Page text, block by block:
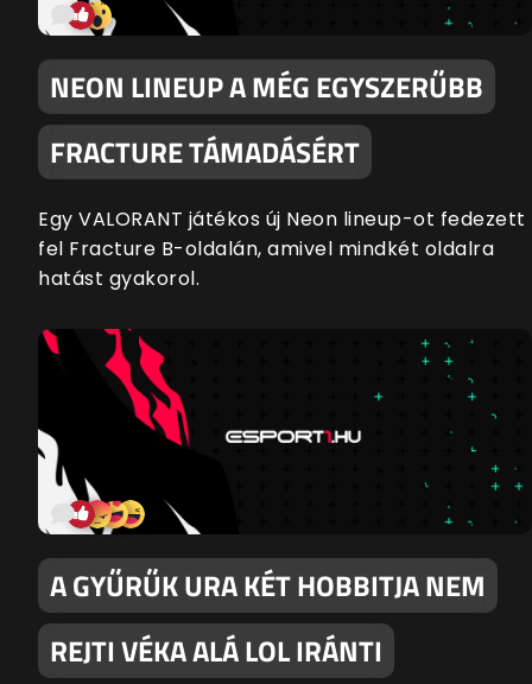
NEON LINEUP A MÉG EGYSZERŰBB
FRACTURE TÁMADÁSÉRT
Egy VALORANT játékos új Neon lineup-ot fedezett
fel Fracture B-oldalán, amivel mindkét oldalra
hatást gyakorol.
A GYŰRŰK URA KÉT HOBBITJA NEM
REJTI VÉKA ALÁ LOL IRÁNTI